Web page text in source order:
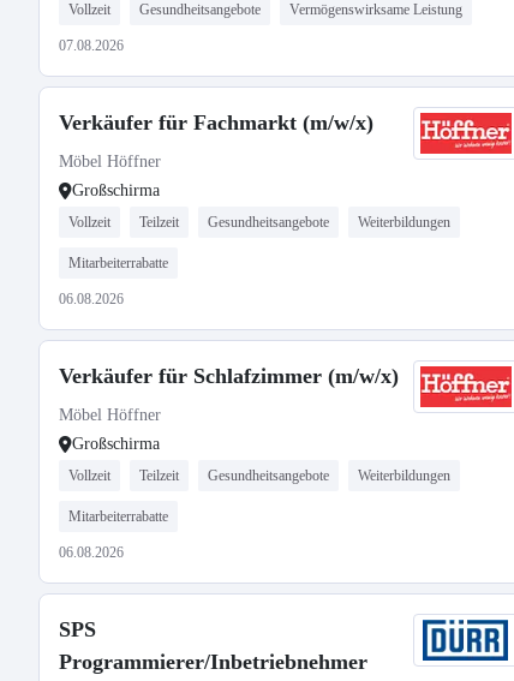
Vollzeit Gesundheitsangebote Vermögenswirksame Leistung
07.08.2026
Verkäufer für Fachmarkt (m/w/x)
Möbel Höffner
Großschirma
Vollzeit Teilzeit Gesundheitsangebote Weiterbildungen
Mitarbeiterrabatte
06.08.2026
Verkäufer für Schlafzimmer (m/w/x)
Möbel Höffner
Großschirma
Vollzeit Teilzeit Gesundheitsangebote Weiterbildungen
Mitarbeiterrabatte
06.08.2026
SPS
Programmierer/Inbetriebnehmer